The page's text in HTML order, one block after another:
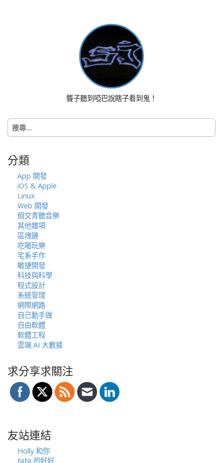
i
o
n
聾子聽到啞巴說瞎子看到鬼！
搜
尋
字:
分類
App 開發
iOS & Apple
Linux
Web 開發
假文青聽音樂
其他雜項
區塊鏈
吃喝玩樂
宅系手作
敏捷開發
科技與科學
程式設計
系統管理
網際網路
自己動手做
自由軟體
軟體工程
雲端 AI 大數據
求分享求關注
友站連結
Holly 和你
NiNi 的好好